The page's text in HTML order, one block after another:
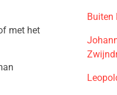
met het
Buiten